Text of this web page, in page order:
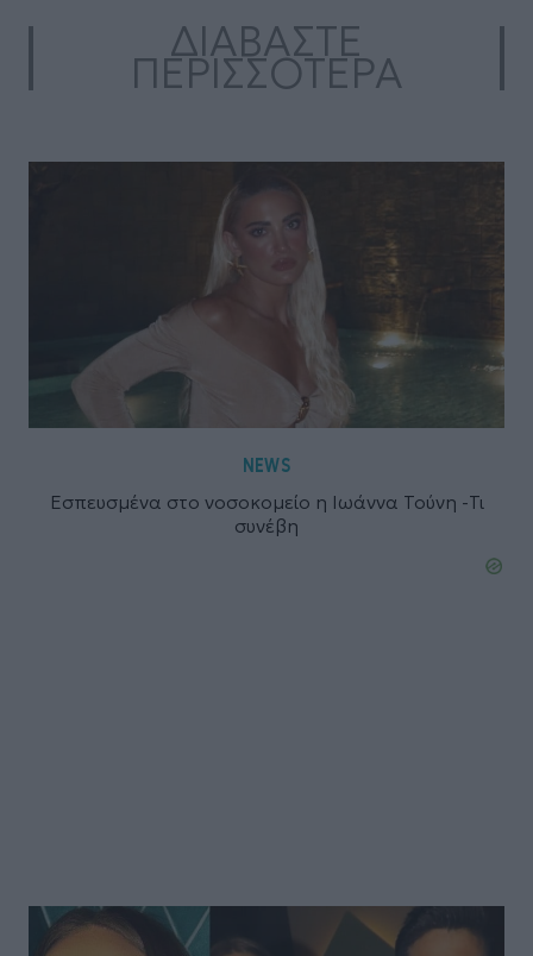
ΔΙΑΒΑΣΤΕ
ΠΕΡΙΣΣΟΤΕΡΑ
NEWS
Εσπευσμένα στο νοσοκομείο η Ιωάννα Τούνη -Τι
συνέβη